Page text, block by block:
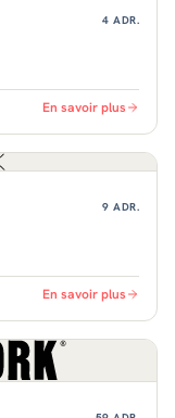
4 ADR.
En savoir plus
9 ADR.
En savoir plus